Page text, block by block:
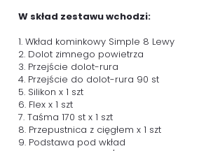
W skład zestawu wchodzi:
1. Wkład kominkowy Simple 8 Lewy
2. Dolot zimnego powietrza
3. Przejście dolot-rura
4. Przejście do dolot-rura 90 st
5. Silikon x 1 szt
6. Flex x 1 szt
7. Taśma 170 st x 1 szt
8. Przepustnica z cięgłem x 1 szt
9. Podstawa pod wkład